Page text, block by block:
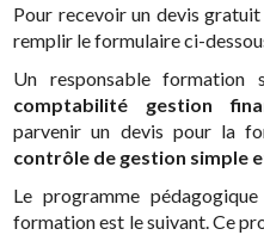
Pour recevoir un devis
remplir le formulaire ci-
Un responsable formation
comptabilité gestion
parvenir un devis pour la
contrôle de gestion simple
Le programme
formation est le suivant. Ce